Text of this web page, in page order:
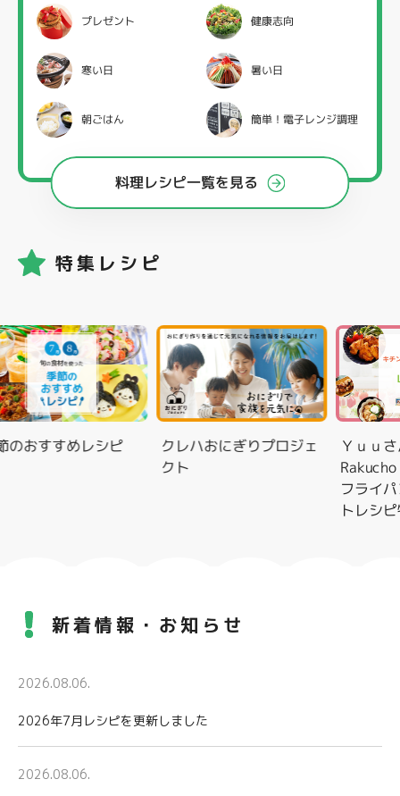
プレゼント 健康志向
寒い日 暑い日
朝ごはん 簡単！電子レンジ調理
料理レシピ一覧を見る
特集レシピ
おすすめレシピ クレハおにぎりプロジェ
クト
Ｙｕｕさん
Rakucho
フライパ
トレシピ特
新着情報・お知らせ
2026.08.06.
2026年7月レシピを更新しました
2026.08.06.